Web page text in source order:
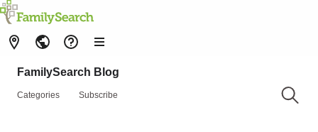
FamilySearch Blog
Categories Subscribe